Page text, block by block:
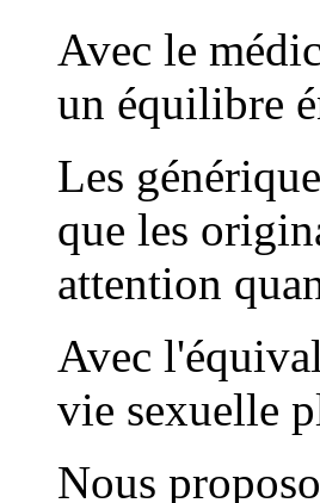
Avec le
un équilibre
Les
que les
attention
Avec
vie sexuelle
Nous